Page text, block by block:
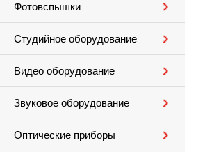
Фотовспышки
Студийное оборудование
Видео оборудование
Звуковое оборудование
Оптические приборы